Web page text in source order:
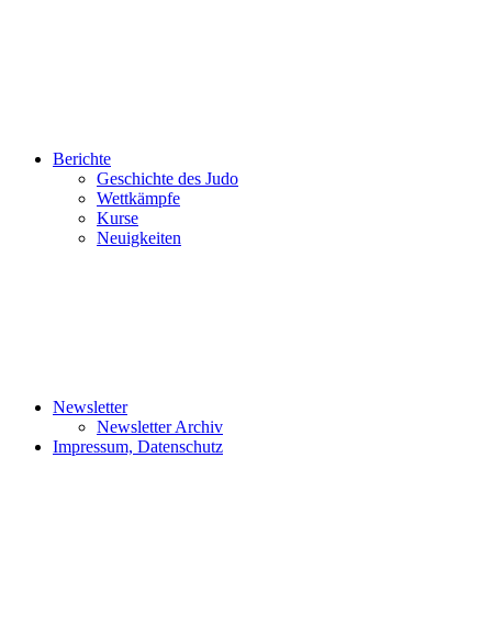
Berichte
Geschichte des Judo
Wettkämpfe
Kurse
Neuigkeiten
Newsletter
Newsletter Archiv
Impressum, Datenschutz